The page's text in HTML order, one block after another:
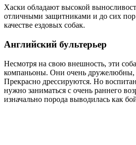
Хаски обладают высокой
отличными защитниками и до сих пор
качестве ездовых собак.
Английский бультерьер
Несмотря на свою внешность, эти
компаньоны. Они очень
Прекрасно дрессируются. Но
нужно заниматься с очень раннего
изначально порода выводилась как